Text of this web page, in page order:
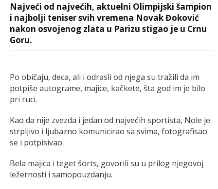
Najveći od najvećih, aktuelni Olimpijski šampion
i najbolji teniser svih vremena Novak Đoković
nakon osvojenog zlata u Parizu stigao je u Crnu
Goru.
Po običaju, deca, ali i odrasli od njega su tražili da im
potpiše autograme, majice, kačkete, šta god im je bilo
pri ruci.
Kao da nije zvezda i jedan od najvećih sportista, Nole je
strpljivo i ljubazno komunicirao sa svima, fotografisao
se i potpisivao.
Bela majica i teget šorts, govorili su u prilog njegovoj
ležernosti i samopouzdanju.